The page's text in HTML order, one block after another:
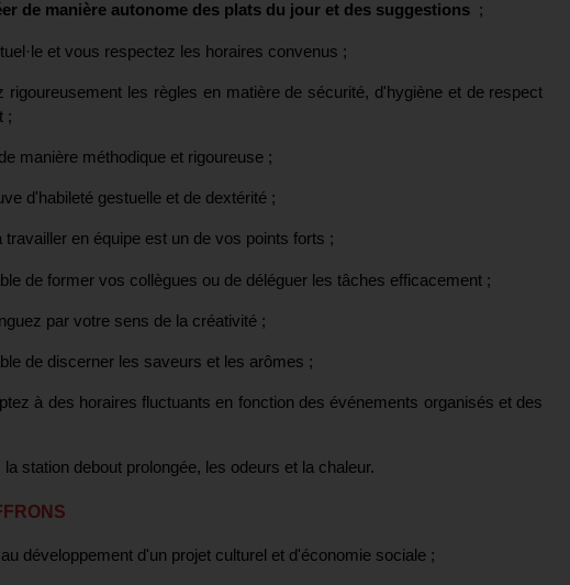
de manière autonome des plats du jour et des suggestions ;
et vous respectez les horaires convenus ;
rigoureusement les règles en matière de sécurité, d'hygiène et de respect
;
manière méthodique et rigoureuse ;
d'habileté gestuelle et de dextérité ;
travailler en équipe est un de vos points forts ;
de former vos collègues ou de déléguer les tâches efficacement ;
par votre sens de la créativité ;
de discerner les saveurs et les arômes ;
à des horaires fluctuants en fonction des événements organisés et des
station debout prolongée, les odeurs et la chaleur.
au développement d'un projet culturel et d'économie sociale ;